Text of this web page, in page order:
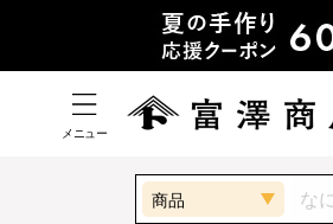
メニュー
商品